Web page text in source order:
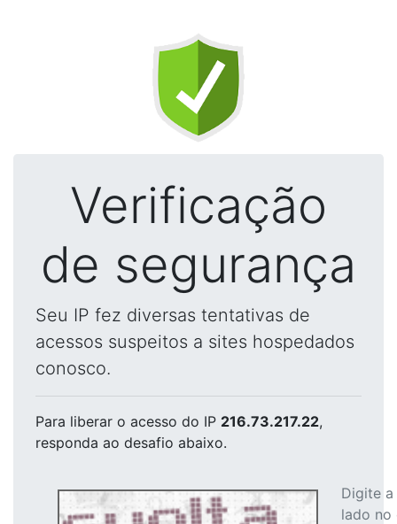
Verificação
de segurança
Seu IP fez diversas tentativas de
acessos suspeitos a sites hospedados
conosco.
Para liberar o acesso do IP 216.73.217.22,
responda ao desafio abaixo.
Digite
lado no